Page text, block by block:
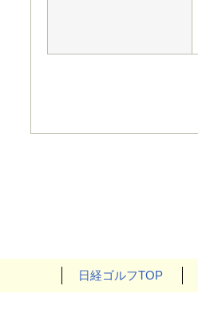
日経ゴルフTOP